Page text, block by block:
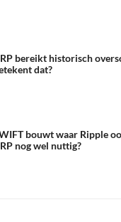
bereikt historisch
dat?
bouwt waar Ripple
nog wel nuttig?